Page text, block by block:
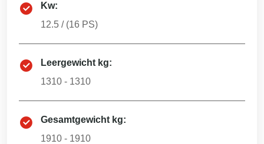
Kw:
12.5 / (16 PS)
Leergewicht kg:
1310 - 1310
Gesamtgewicht kg:
1910 - 1910